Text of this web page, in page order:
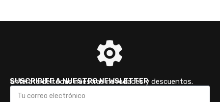
SUSCRIBITE A NUESTRO NEWSLETTER
Enterate de todas nuestras novedades y descuentos.